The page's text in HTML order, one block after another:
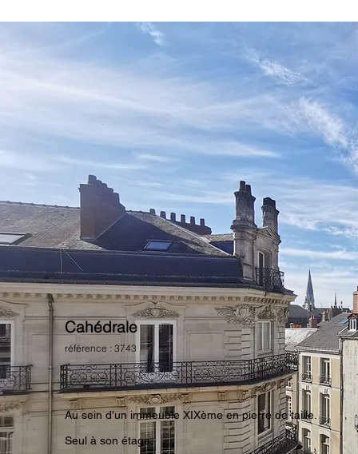
Cahédrale
référence : 3743
Au sein d'un immeuble XIXème en pierre de taille.
Seul à son étage.